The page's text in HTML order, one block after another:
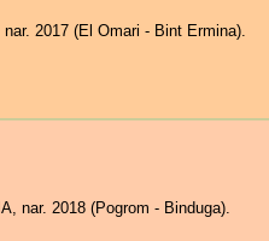
2017 (El Omari - Bint Ermina).
nar. 2018 (Pogrom - Binduga).